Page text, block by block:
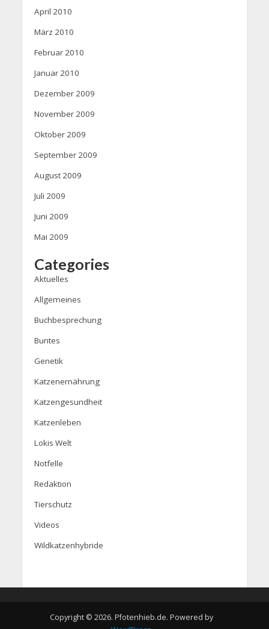
April 2010
März 2010
Februar 2010
Januar 2010
Dezember 2009
November 2009
Oktober 2009
September 2009
August 2009
Juli 2009
Juni 2009
Mai 2009
Categories
Aktuelles
Allgemeines
Buchbesprechung
Buntes
Genetik
Katzenernährung
Katzengesundheit
Katzenleben
Lokis Welt
Notfelle
Redaktion
Tierschutz
Videos
Wildkatzenhybride
Copyright © 2026. Pfotenhieb.de. Powered by